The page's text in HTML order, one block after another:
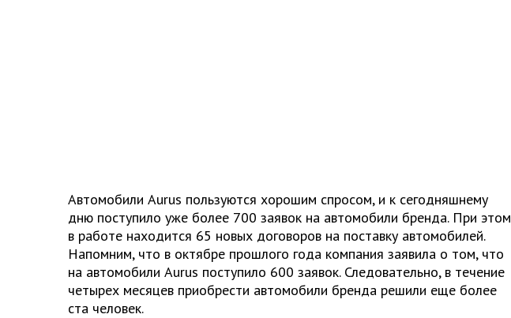
Автомобили Aurus пользуются хорошим спросом, и к сегодняшнему
дню поступило уже более 700 заявок на автомобили бренда. При этом
в работе находится 65 новых договоров на поставку автомобилей.
Напомним, что в октябре прошлого года компания заявила о том, что
на автомобили Aurus поступило 600 заявок. Следовательно, в течение
четырех месяцев приобрести автомобили бренда решили еще более
ста человек.